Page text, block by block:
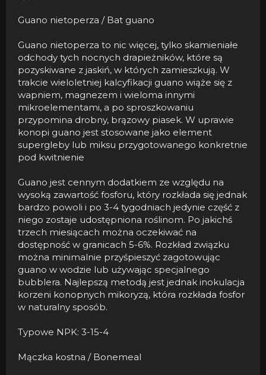
Guano nietoperza / Bat guano
Guano nietoperza to nic więcej, tylko skamieniałe
odchody tych nocnych drapieżników, które są
pozyskiwane z jaskiń, w których zamieszkują. W
trakcie wieloletniej kalcyfikacji guano wiąże się z
wapniem, magnezem i wieloma innymi
mikroelementami, a po sproszkowaniu
przypomina drobny, brązowy piasek. W uprawie
konopi guano jest stosowane jako element
supergleby lub miksu przygotowanego konkretnie
pod kwitnienie
Guano jest cennym dodatkiem ze względu na
wysoką zawartość fosforu, który rozkłada się jednak
bardzo powoli i po 3-4 tygodniach jedynie część z
niego zostaje udostępniona roślinom. Po jakichś
trzech miesiącach można oczekiwać na
dostępność w granicach 5-6%. Rozkład związku
można minimalnie przyśpieszyć zagotowując
guano w wodzie lub używając specjalnego
bubblera. Najlepszą metodą jest jednak inokulacja
korzeni konopnych mikoryzą, która rozkłada fosfor
w naturalny sposób.
Typowe NPK: 3-15-4
Mączka kostna / Bonemeal